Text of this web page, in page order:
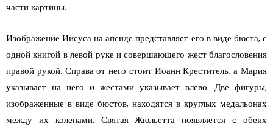
части картины.
Изображение Иисуса на апсиде представляет его в виде бюста, с
одной книгой в левой руке и совершающего жест благословения
правой рукой. Справа от него стоит Иоанн Креститель, а Мария
указывает на него и жестами указывает влево. Две фигуры,
изображенные в виде бюстов, находятся в круглых медальонах
между их коленами. Святая Жюльетта появляется с обеих